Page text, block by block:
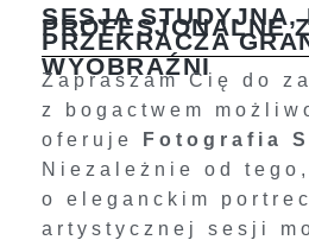
PROFESJONALNE
SESJA STUDYJNA,
PRZEKRACZA
WYOBRAŹNI
Zapraszam Cię do
z bogactwem
oferuje
Fotografia
Niezależnie od
o eleganckim
artystycznej sesji